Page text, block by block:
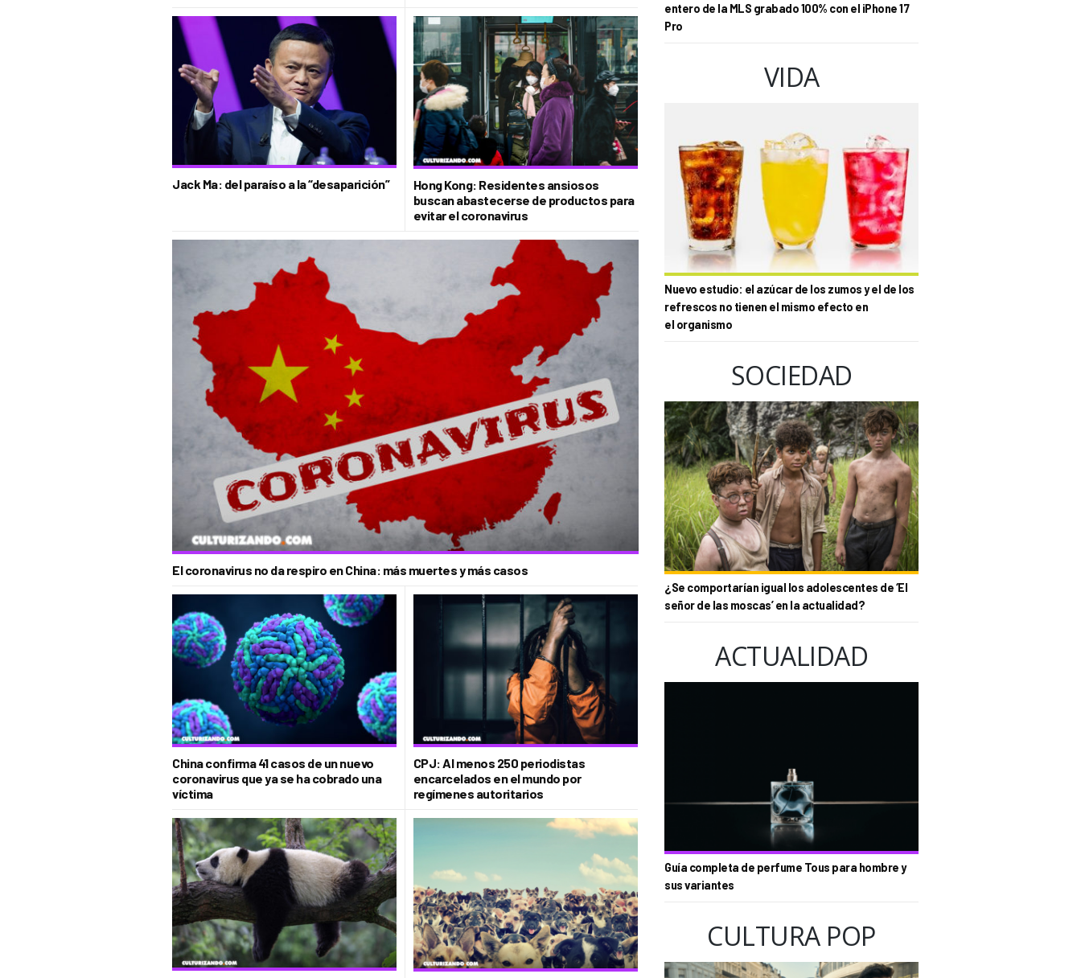
Jack Ma: del paraíso a la “desaparición”
Hong Kong: Residentes ansiosos
buscan abastecerse de productos para
evitar el coronavirus
El coronavirus no da respiro en China: más muertes y más casos
China confirma 41 casos de un nuevo
coronavirus que ya se ha cobrado una
víctima
CPJ: Al menos 250 periodistas
encarcelados en el mundo por
regímenes autoritarios
entero de la MLS grabado 100% con el iPhone 17
Pro
VIDA
Nuevo estudio: el azúcar de los zumos y el de los
refrescos no tienen el mismo efecto en
el organismo
SOCIEDAD
¿Se comportarían igual los adolescentes de ‘El
señor de las moscas’ en la actualidad?
ACTUALIDAD
Guía completa de perfume Tous para hombre y
sus variantes
CULTURA POP